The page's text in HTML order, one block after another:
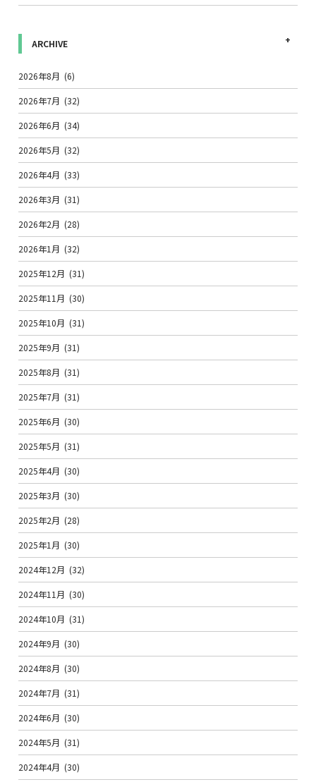
ARCHIVE
2026年8月 (6)
2026年7月 (32)
2026年6月 (34)
2026年5月 (32)
2026年4月 (33)
2026年3月 (31)
2026年2月 (28)
2026年1月 (32)
2025年12月 (31)
2025年11月 (30)
2025年10月 (31)
2025年9月 (31)
2025年8月 (31)
2025年7月 (31)
2025年6月 (30)
2025年5月 (31)
2025年4月 (30)
2025年3月 (30)
2025年2月 (28)
2025年1月 (30)
2024年12月 (32)
2024年11月 (30)
2024年10月 (31)
2024年9月 (30)
2024年8月 (30)
2024年7月 (31)
2024年6月 (30)
2024年5月 (31)
2024年4月 (30)